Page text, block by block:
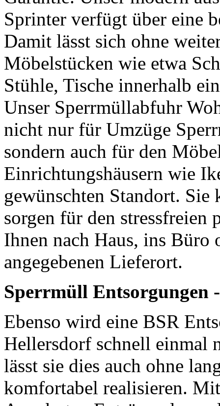
Sprinter verfügt über eine
Damit lässt sich ohne
Möbelstücken wie etwa
Stühle, Tische innerhalb
Unser Sperrmüllabfuhr
nicht nur für Umzüge
sondern auch für den
Einrichtungshäusern wie
gewünschten Standort.
sorgen für den stressfreien
Ihnen nach Haus, ins Büro
angegebenen Lieferort.
Sperrmüll Entsorgungen
Ebenso wird eine BSR
Hellersdorf schnell einmal
lässt sie dies auch ohne
komfortabel realisieren.